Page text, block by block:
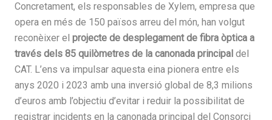
Concretament, els responsables de Xylem, empresa que
opera en més de 150 països arreu del món, han volgut
reconèixer el projecte de desplegament de fibra òptica a
través dels 85 quilòmetres de la canonada principal del
CAT. L’ens va impulsar aquesta eina pionera entre els
anys 2020 i 2023 amb una inversió global de 8,3 milions
d’euros amb l’objectiu d’evitar i reduir la possibilitat de
registrar incidents en la canonada principal del Consorci